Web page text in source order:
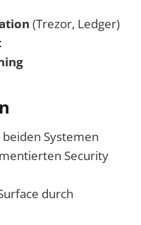
(Trezor, Ledger)
Systemen
Security
durch